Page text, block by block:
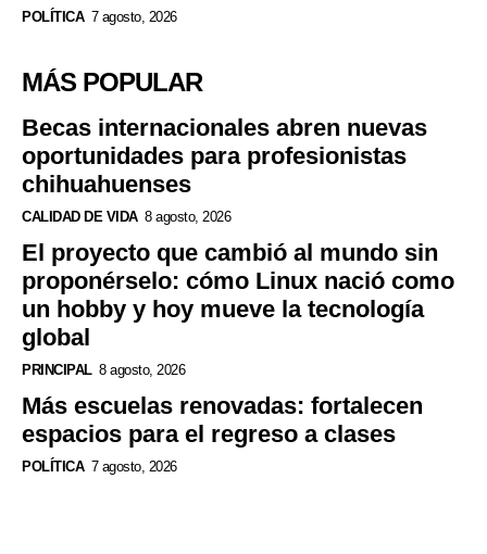
POLÍTICA 7 agosto, 2026
MÁS POPULAR
Becas internacionales abren nuevas
oportunidades para profesionistas
chihuahuenses
CALIDAD DE VIDA 8 agosto, 2026
El proyecto que cambió al mundo sin
proponérselo: cómo Linux nació como
un hobby y hoy mueve la tecnología
global
PRINCIPAL 8 agosto, 2026
Más escuelas renovadas: fortalecen
espacios para el regreso a clases
POLÍTICA 7 agosto, 2026